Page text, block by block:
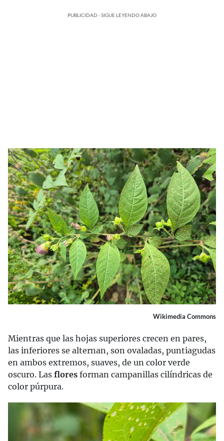
PUBLICIDAD - SIGUE LEYENDO ABAJO
Wikimedia Commons
Mientras que las hojas superiores crecen en pares,
las inferiores se alternan, son ovaladas, puntiagudas
en ambos extremos, suaves, de un color verde
oscuro. Las flores forman campanillas cilíndricas de
color púrpura.